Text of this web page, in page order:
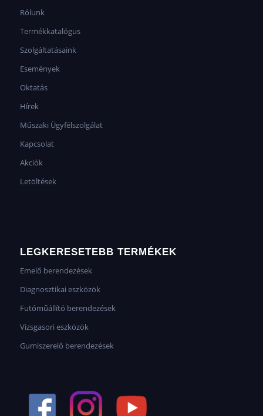
Rólunk
Termékkatalógus
Szolgáltatásaink
Események
Oktatás
Hírek
Műszaki Ügyfélszolgálat
Kapcsolat
Akciók
Letöltések
LEGKERESETEBB TERMÉKEK
Emelő berendezések
Diagnosztikai eszközök
Futóműállító berendezések
Vizsgasori eszközök
Gumiszerelő berendezések